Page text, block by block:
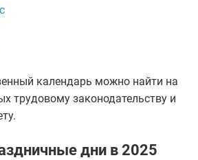
календарь можно найти на
трудовому законодательству и
дни в 2025